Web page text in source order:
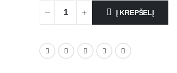
Į KREPŠELĮ